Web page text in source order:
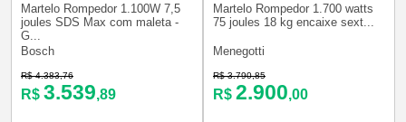
Martelo Rompedor 1.100W 7,5
joules SDS Max com maleta -
G...
Bosch
R$ 4.383,76
R$ 3.539,89
Martelo Rompedor 1.700 watts
75 joules 18 kg encaixe sext...
Menegotti
R$ 3.790,85
R$ 2.900,00